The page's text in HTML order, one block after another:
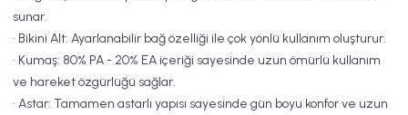
sunar.
• Bikini Alt: Ayarlanabilir bağ özelliği ile çok yönlü kullanım oluşturur.
• Kumaş: 80% PA - 20% EA içeriği sayesinde uzun ömürlü kullanım
ve hareket özgürlüğü sağlar.
• Astar: Tamamen astarlı yapısı sayesinde gün boyu konfor ve uzun